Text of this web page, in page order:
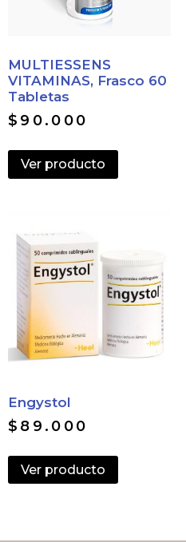
MULTIESSENS
VITAMINAS, Frasco 60
Tabletas
$ 90.000
Ver producto
Engystol
$ 89.000
Ver producto